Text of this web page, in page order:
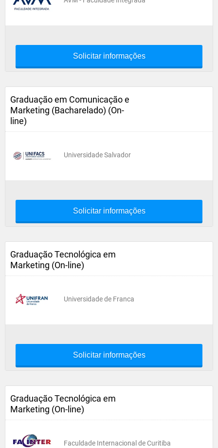
Solicitar informações
Graduação em Comunicação e
Marketing (Bacharelado) (On-
line)
Universidade Salvador
Solicitar informações
Graduação Tecnológica em
Marketing (On-line)
Universidade de Franca
Solicitar informações
Graduação Tecnológica em
Marketing (On-line)
Faculdade Internacional de Curitiba